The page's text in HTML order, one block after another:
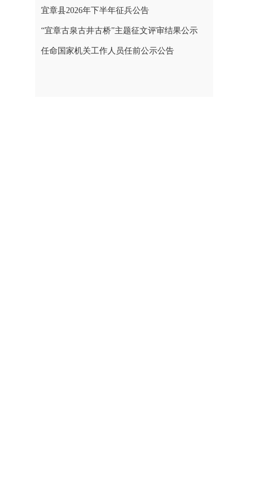
宜章县2026年下半年征兵公告
“宜章古泉古井古桥”主题征文评审结果公示
任命国家机关工作人员任前公示公告